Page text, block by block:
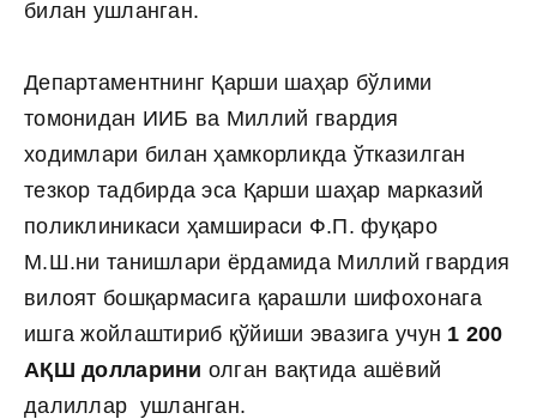
билан ушланган.
Департаментнинг Қарши шаҳар бўлими
томонидан ИИБ ва Миллий гвардия
ходимлари билан ҳамкорликда ўтказилган
тезкор тадбирда эса Қарши шаҳар марказий
поликлиникаси ҳамшираси Ф.П. фуқаро
М.Ш.ни танишлари ёрдамида Миллий гвардия
вилоят бошқармасига қарашли шифохонага
ишга жойлаштириб қўйиши эвазига учун 1 200
АҚШ долларини олган вақтида ашёвий
далиллар ушланган.